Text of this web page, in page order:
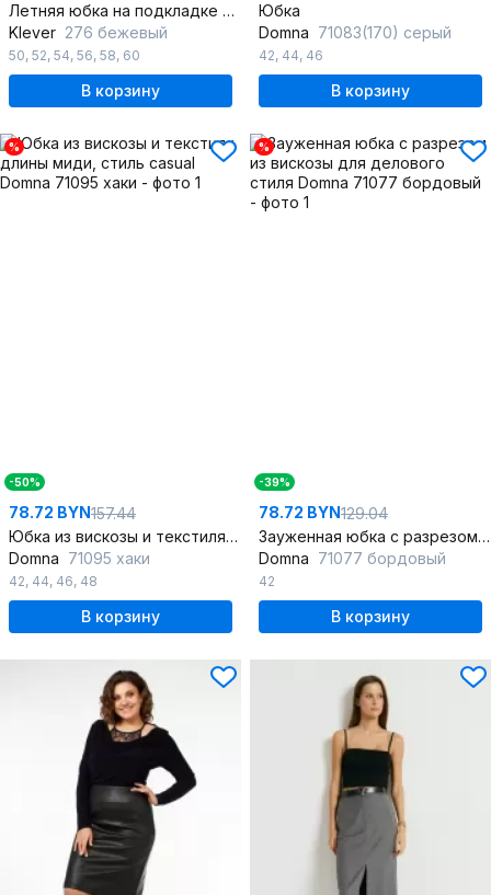
Летняя юбка на подкладке и с отделкой из лент и колец
Klever 276 бежевый
50, 52, 54, 56, 58, 60
В корзину
Юбка
Domna 71083(170) серый
42, 44, 46
В корзину
%
-50%
78.72 BYN157.44
Юбка из вискозы и текстиля длины миди, стиль casual
Domna 71095 хаки
42, 44, 46, 48
В корзину
%
-39%
78.72 BYN129.04
Зауженная юбка с разрезом из вискозы для делового стиля
Domna 71077 бордовый
42
В корзину